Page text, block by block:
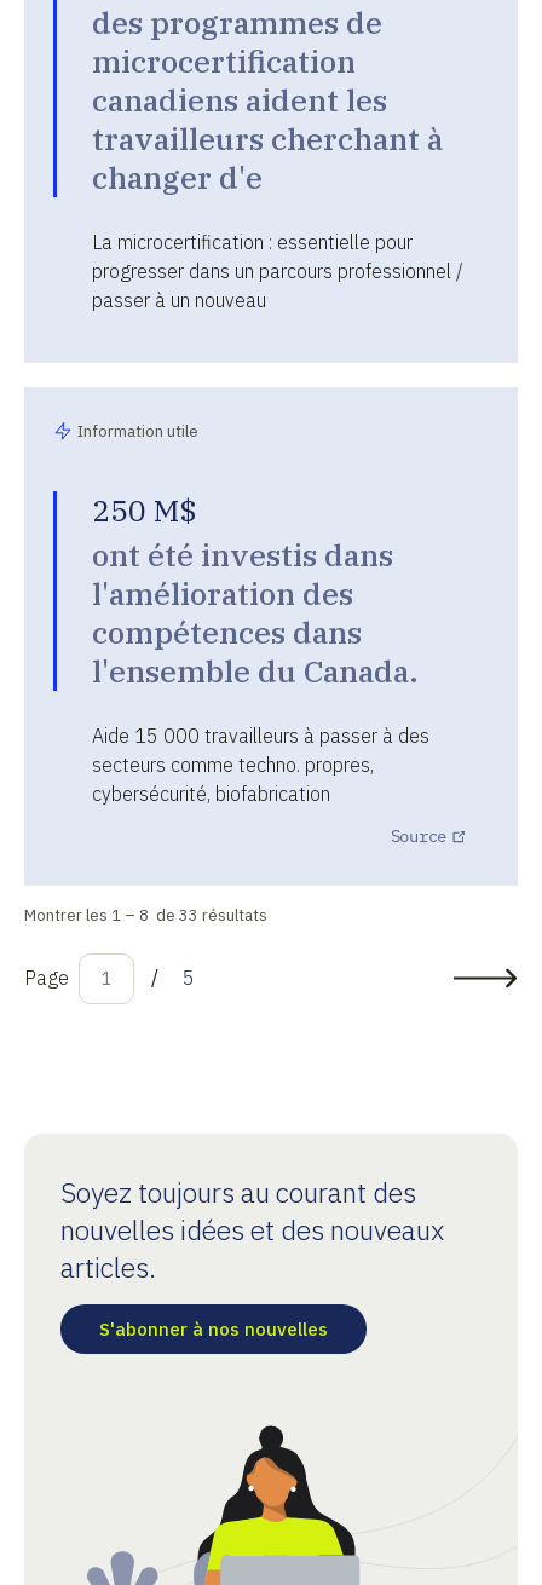
des programmes de
microcertification
canadiens aident les
travailleurs cherchant à
changer d'e
La microcertification : essentielle pour
progresser dans un parcours professionnel /
passer à un nouveau
Information utile
250 M$
ont été investis dans
l'amélioration des
compétences dans
l'ensemble du Canada.
Aide 15 000 travailleurs à passer à des
secteurs comme techno. propres,
cybersécurité, biofabrication
Source
Montrer les 1 – 8 de 33 résultats
Page 1 / 5
Soyez toujours au courant des
nouvelles idées et des nouveaux
articles.
S'abonner à nos nouvelles